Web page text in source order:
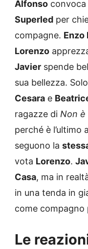
Alfonso convoca
Superled per
compagne. Enzo
Lorenzo
Javier spende
sua bellezza.
Cesara e
ragazze di Non è
perché è
seguono la
vota Lorenzo.
Casa, ma in
in una tenda in
come compagno
Le